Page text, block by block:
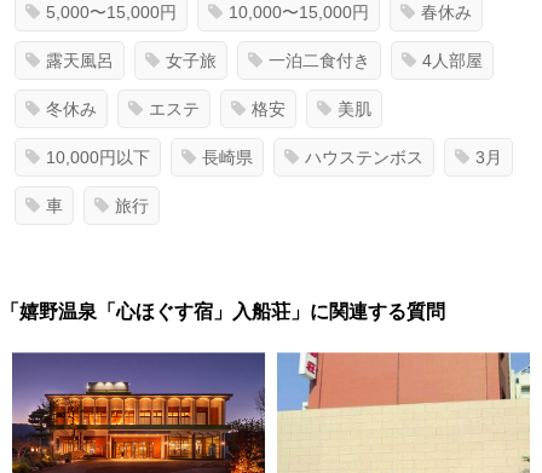
5,000〜15,000円 10,000〜15,000円 春休み
露天風呂 女子旅 一泊二食付き 4人部屋
冬休み エステ 格安 美肌
10,000円以下 長崎県 ハウステンボス 3月
車 旅行
「嬉野温泉「心ほぐす宿」入船荘」に関連する質問